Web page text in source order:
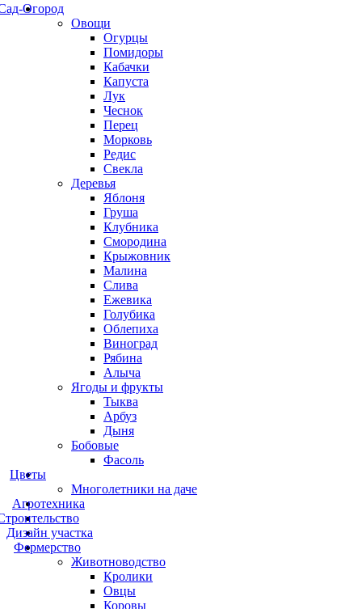
Огород
Овощи
Огурцы
Помидоры
Кабачки
Капуста
Лук
Чеснок
Перец
Морковь
Редис
Свекла
Деревья
Яблоня
Груша
Клубника
Смородина
Крыжовник
Малина
Слива
Ежевика
Голубика
Облепиха
Виноград
Рябина
Алыча
Ягоды и фрукты
Тыква
Арбуз
Дыня
Бобовые
Фасоль
Цветы
Многолетники на даче
Агротехника
Дизайн участка
Фермерство
Животноводство
Кролики
Овцы
Коровы